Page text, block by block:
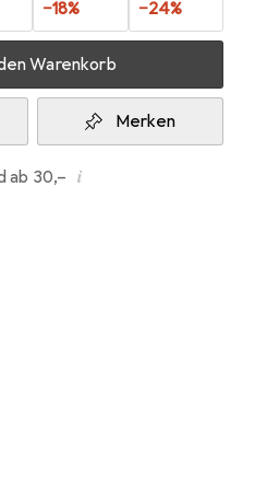
−18% −24%
Warenkorb
Merken
ab 30,– i